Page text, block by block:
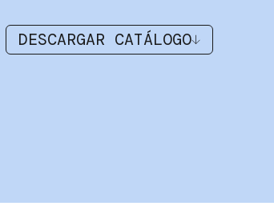
DESCARGAR CATÁLOGO